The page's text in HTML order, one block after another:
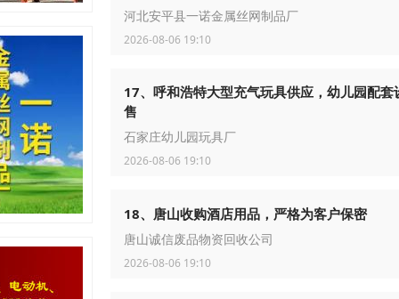
河北安平县一诺金属丝网制品厂
2026-08-06 19:10
17、呼和浩特大型充气玩具供应，幼儿园配套
售
石家庄幼儿园玩具厂
2026-08-06 19:10
18、唐山收购酒店用品，严格为客户保密
唐山诚信废品物资回收公司
2026-08-06 19:10